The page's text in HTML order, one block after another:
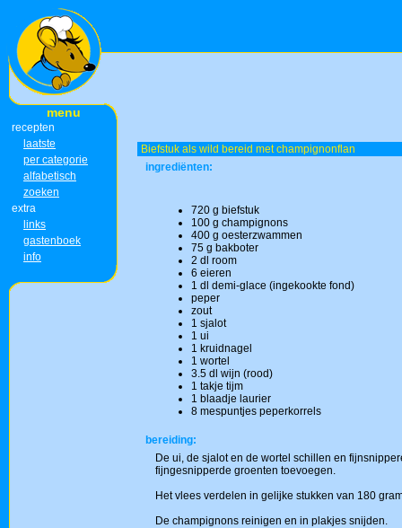
menu
recepten
laatste
per categorie
alfabetisch
zoeken
extra
links
gastenboek
info
Biefstuk als wild bereid met champignonflan
ingrediënten:
720 g biefstuk
100 g champignons
400 g oesterzwammen
75 g bakboter
2 dl room
6 eieren
1 dl demi-glace (ingekookte fond)
peper
zout
1 sjalot
1 ui
1 kruidnagel
1 wortel
3.5 dl wijn (rood)
1 takje tijm
1 blaadje laurier
8 mespuntjes peperkorrels
bereiding:
De ui, de sjalot en de wortel schillen en
fijngesnipperde groenten toevoegen.
Het vlees verdelen in gelijke stukken van 180
De champignons reinigen en in plakjes snijden.